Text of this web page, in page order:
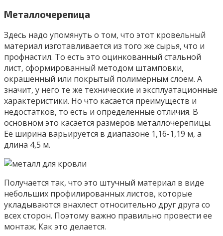
Металлочерепица
Здесь надо упомянуть о том, что этот кровельный
материал изготавливается из того же сырья, что и
профнастил. То есть это оцинкованный стальной
лист, сформированный методом штамповки,
окрашенный или покрытый полимерным слоем. А
значит, у него те же технические и эксплуатационные
характеристики. Но что касается преимуществ и
недостатков, то есть и определенные отличия. В
основном это касается размеров металлочерепицы.
Ее ширина варьируется в диапазоне 1,16-1,19 м, а
длина 4,5 м.
Получается так, что это штучный материал в виде
небольших профилированных листов, которые
укладываются внахлест относительно друг друга со
всех сторон. Поэтому важно правильно провести ее
монтаж. Как это делается.